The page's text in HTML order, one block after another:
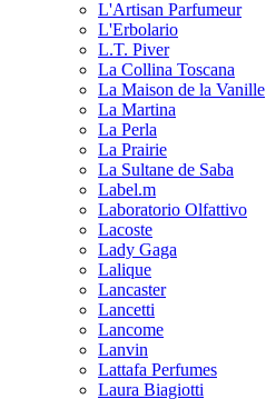
L'Artisan Parfumeur
L'Erbolario
L.T. Piver
La Collina Toscana
La Maison de la Vanille
La Martina
La Perla
La Prairie
La Sultane de Saba
Label.m
Laboratorio Olfattivo
Lacoste
Lady Gaga
Lalique
Lancaster
Lancetti
Lancome
Lanvin
Lattafa Perfumes
Laura Biagiotti